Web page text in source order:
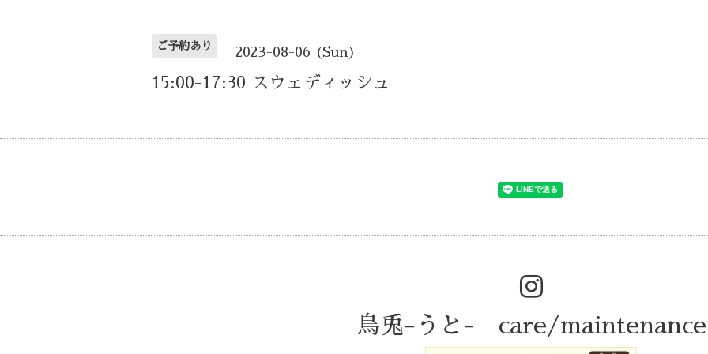
ご予約あり 2023-08-06 (Sun)
15:00-17:30 スウェディッシュ
烏兎-うと- care/maintenance